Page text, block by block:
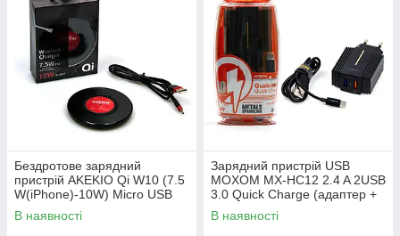
Бездротове зарядний
пристрій AKEKIO Qi W10 (7.5
W(iPhone)-10W) Micro USB
В наявності
Зарядний пристрій USB
MOXOM MX-HC12 2.4 A 2USB
3.0 Quick Charge (адаптер +
кабель USB Type C)
В наявності